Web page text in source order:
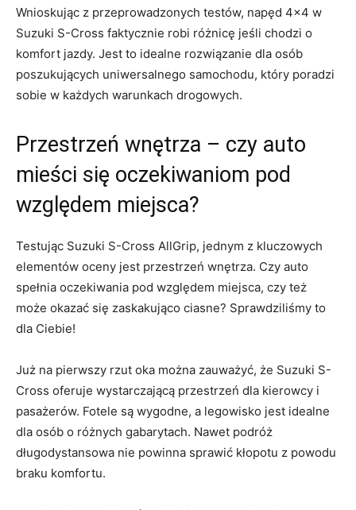
Wnioskując z przeprowadzonych testów, napęd 4×4 w
Suzuki S-Cross faktycznie robi różnicę jeśli chodzi o
⁤komfort jazdy. Jest to idealne rozwiązanie dla ‍osób
⁢poszukujących uniwersalnego samochodu, który poradzi
sobie w ⁤każdych warunkach drogowych.
Przestrzeń wnętrza –⁣ czy auto
mieści się oczekiwaniom pod
względem miejsca?
Testując Suzuki S-Cross AllGrip, jednym z ⁣kluczowych
elementów oceny ‍jest przestrzeń wnętrza. Czy auto
spełnia oczekiwania‍ pod względem⁣ miejsca, czy​ też
może okazać się ⁣zaskakująco ciasne? ​Sprawdziliśmy to
dla ​Ciebie!
Już na ⁣pierwszy rzut oka można zauważyć, że Suzuki S-
Cross oferuje wystarczającą przestrzeń dla kierowcy i
pasażerów. Fotele są wygodne, a legowisko jest idealne
dla osób​ o różnych gabarytach. Nawet podróż
długodystansowa nie powinna ‌sprawić kłopotu z powodu
braku komfortu.